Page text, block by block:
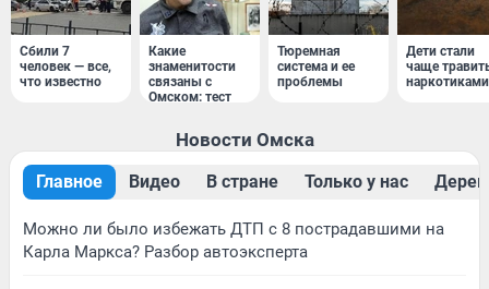
Сбили 7
человек — все,
что известно
Какие
знаменитости
связаны с
Омском: тест
Тюремная
система и ее
проблемы
Дети стали
чаще
наркотиками
Новости Омска
Главное Видео В стране Только у нас
Можно ли было избежать ДТП с 8 пострадавшими на
Карла Маркса? Разбор автоэксперта